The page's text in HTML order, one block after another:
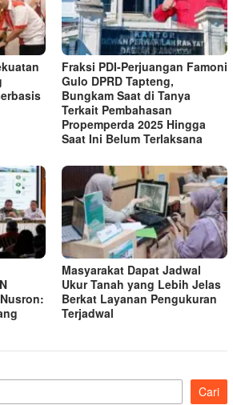
Fraksi PDI-Perjuangan Famoni
Gulo DPRD Tapteng,
Bungkam Saat di Tanya
Terkait Pembahasan
Propemperda 2025 Hingga
Saat Ini Belum Terlaksana
Masyarakat Dapat Jadwal
Ukur Tanah yang Lebih Jelas
Berkat Layanan Pengukuran
Terjadwal
Cari